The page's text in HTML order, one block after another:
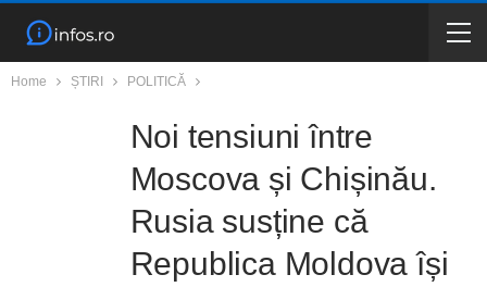
Home ȘTIRI POLITICĂ
Noi tensiuni între
Moscova și Chișinău.
Rusia susține că
Republica Moldova își